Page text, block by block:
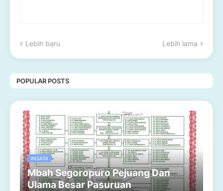
Lebih baru Lebih lama
POPULAR POSTS
WISATA
Mbah Segoropuro Pejuang Dan
Ulama Besar Pasuruan